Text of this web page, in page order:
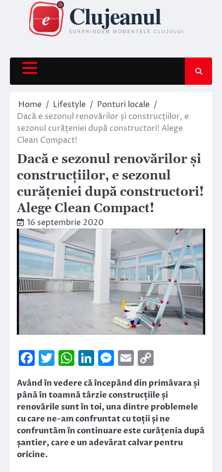
content
Home Lifestyle
Ponturi locale
Dacă e sezonul renovărilor și construcțiilor, e
sezonul curățeniei după constructori! Alege
Clean Compact!
Dacă e sezonul renovărilor și
construcțiilor, e sezonul
curățeniei după constructori!
Alege Clean Compact!
16 septembrie 2020
Facebook
Twitter
WhatsApp
LinkedIn
Messenger
Email
Link
Având în vedere că începând din primăvara și
până în toamnă târzie construcțiile și
renovările sunt în toi, una dintre problemele
cu care ne-am confruntat cu toții și ne
confruntăm în continuare este curățenia după
șantier, care e un adevărat calvar pentru
oricine.